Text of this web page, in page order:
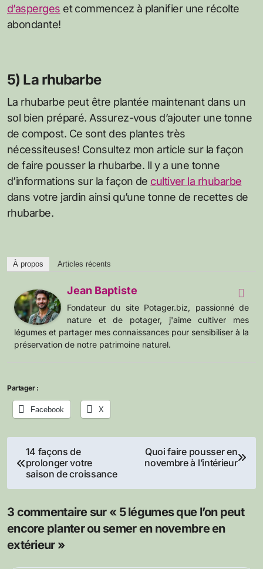
d’asperges et commencez à planifier une récolte
abondante!
5) La rhubarbe
La rhubarbe peut être plantée maintenant dans un
sol bien préparé. Assurez-vous d’ajouter une tonne
de compost. Ce sont des plantes très
nécessiteuses! Consultez mon article sur la façon
de faire pousser la rhubarbe. Il y a une tonne
d’informations sur la façon de cultiver la rhubarbe
dans votre jardin ainsi qu’une tonne de recettes de
rhubarbe.
À propos Articles récents
Jean Baptiste
Fondateur du site Potager.biz, passionné de
nature et de potager, j'aime cultiver mes
légumes et partager mes connaissances pour sensibiliser à la
préservation de notre patrimoine naturel.
Partager :
Facebook X
Navigation
de
14 façons de
prolonger votre
saison de croissance
Quoi faire pousser en
novembre à l’intérieur
3 commentaire sur « 5 légumes que l’on peut
encore planter ou semer en novembre en
extérieur »